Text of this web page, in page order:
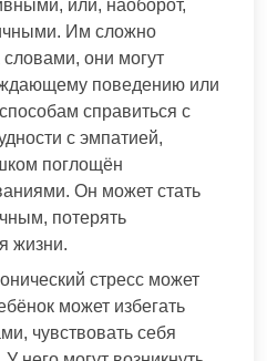
или, наоборот,
Им сложно
они могут
поведению или
справиться с
с эмпатией,
поглощён
Он может стать
потерять
жизни.
стресс может
может избегать
чувствовать себя